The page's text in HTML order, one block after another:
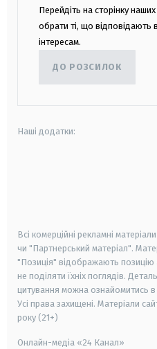
Перейдіть на сторінку
обрати ті, що відповідають
інтересам.
ДО РОЗСИЛОК
Наші додатки:
Всі комерційні рекламні
чи "Партнерський матеріал".
"Позиція" відображають позицію
не поділяти їхніх поглядів.
цитування можна ознайомитись
Усі права захищені. Матеріали
року (21+)
Онлайн-медіа «24 Канал»